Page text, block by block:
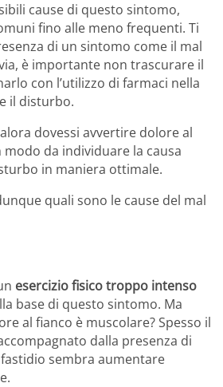
cause di questo sintomo,
fino alle meno frequenti. Ti
di un sintomo come il mal
è importante non trascurare il
con l’utilizzo di farmaci nella
il disturbo.
dovessi avvertire dolore al
da individuare la causa
in maniera ottimale.
quali sono le cause del mal
esercizio fisico troppo intenso
base di questo sintomo. Ma
al fianco è muscolare? Spesso il
dalla presenza di
sembra aumentare